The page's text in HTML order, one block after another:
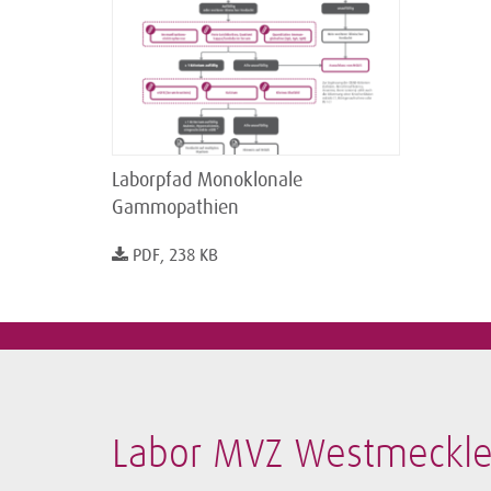
Laborpfad Monoklonale
Gammopathien
PDF, 238 KB
Labor MVZ